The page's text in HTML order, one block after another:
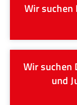
Wir suchen
Wir suchen
und